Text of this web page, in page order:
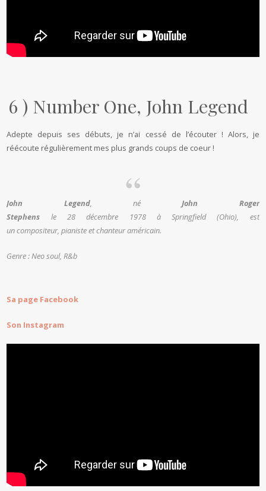
6 ) Number One, John Legend
Adepte depuis ses débuts, je n’ai cessé de l’écouter ! Alors, je
réécoute régulièrement mes plus grands coups de coeur !
John Legend, néJohn Roger
Stephens le 28 décembre 1978à Springfield (Ohio), est
un compositeur, pianiste et chanteur américain.
Genre : Neo soul, R&b
Sa page Facebook
Son Instagram